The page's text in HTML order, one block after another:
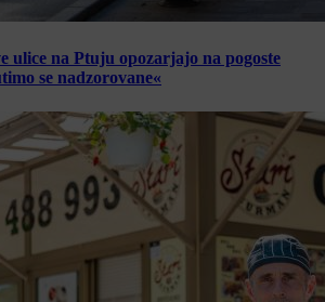
ulice na Ptuju opozarjajo na pogoste
se nadzorovane«